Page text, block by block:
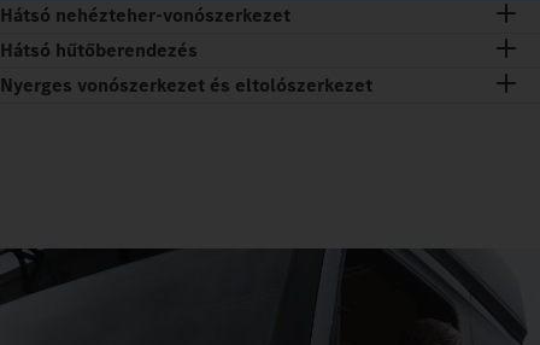
Hátsó nehézteher-vonószerkezet
Hátsó hűtőberendezés
Nyerges vonószerkezet és eltolószerkezet